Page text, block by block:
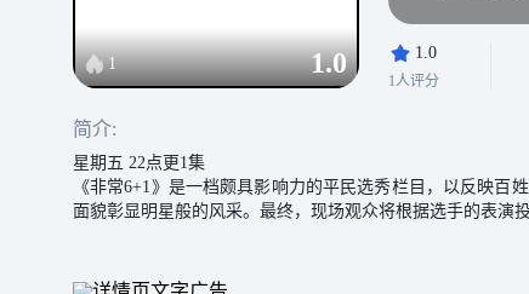
1 1.0 1.0
1人评分
简介:
星期五 22点更1集
《非常6+1》是一档颇具影响力的平民选秀栏目，以反映
面貌彰显明星般的风采。最终，现场观众将根据选手的表演